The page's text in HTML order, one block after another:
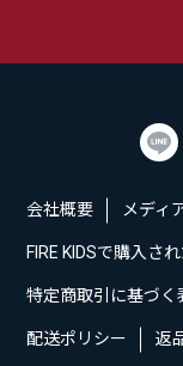
会社概要 メディ
FIRE KIDSで購入さ
特定商取引に基づく
配送ポリシー 返